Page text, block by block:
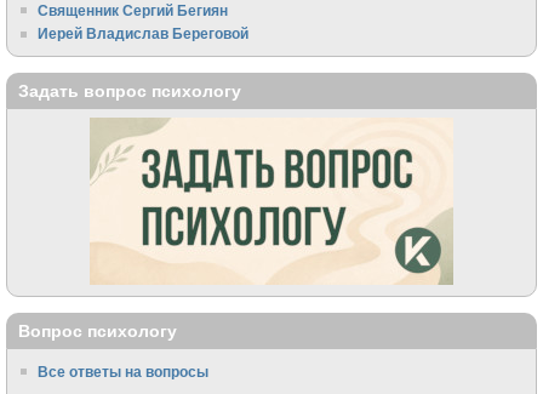
Священник Сергий Бегиян
Иерей Владислав Береговой
Задать вопрос психологу
Вопрос психологу
Все ответы на вопросы